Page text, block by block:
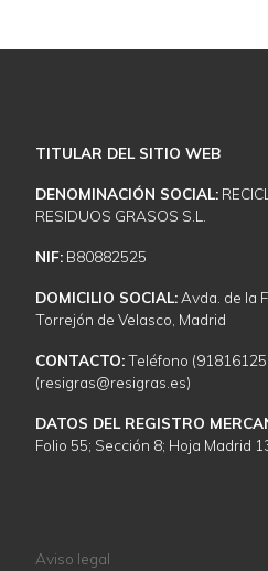
TITULAR DEL SITIO WEB
DENOMINACIÓN SOCIAL:
RESIDUOS GRASOS S.L.
NIF:B80882525
DOMICILIO SOCIAL:Avda. de la
Torrejón de Velasco, Madrid
CONTACTO:Teléfono
(resigras@resigras.es)
DATOS DEL REGISTRO
Folio 55; Sección 8; Hoja Madrid
Aviso legal